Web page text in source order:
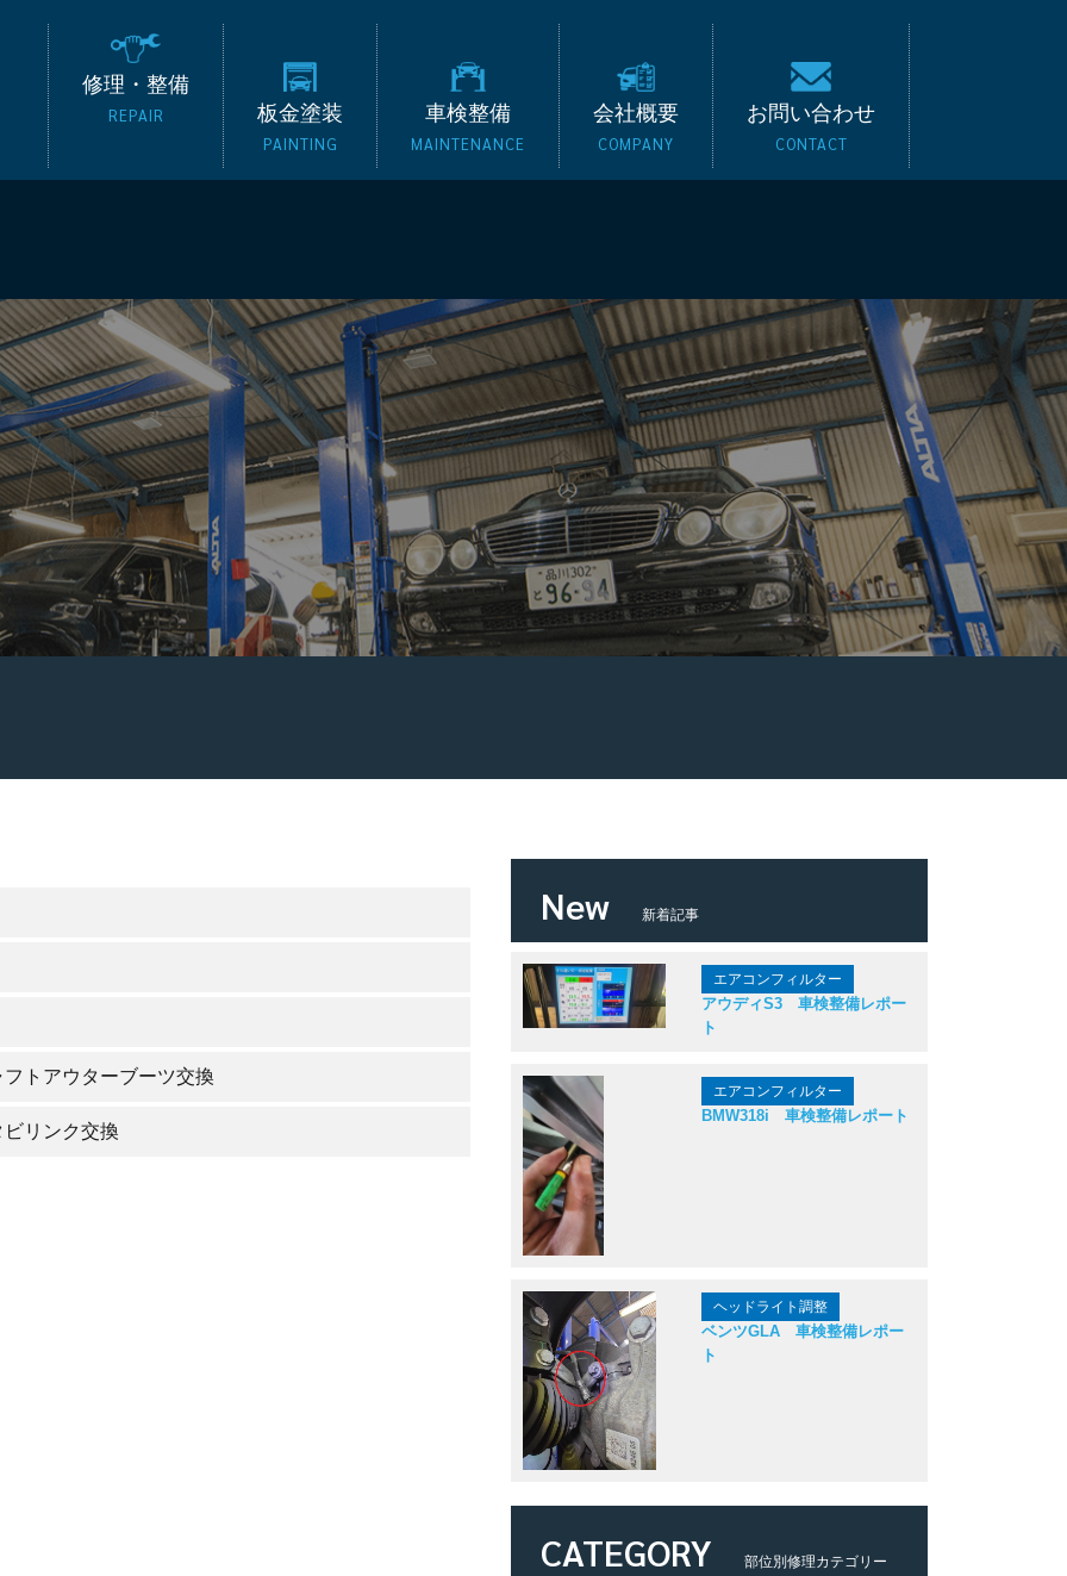
外車専門整備工場 タッキード｜BMW・ベンツ
修理・整備
REPAIR 板金塗装
PAINTING
車検整備
MAINTENANCE
会社概要
COMPANY
お問い合わせ
CONTACT
トアウターブーツ交換
リンク交換
New 新着記事
エアコンフィルター
アウディS3 車検整備レポー
ト
エアコンフィルター
BMW318i 車検整備レポート
ヘッドライト調整
ベンツGLA 車検整備レポー
ト
CATEGORY 部位別修理カテゴリー